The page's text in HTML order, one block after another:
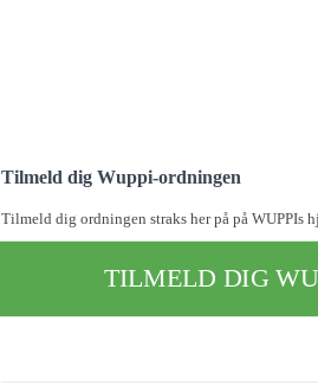
Tilmeld dig Wuppi-ordningen
Tilmeld dig ordningen straks her på på WUPPIs
TILMELD DIG